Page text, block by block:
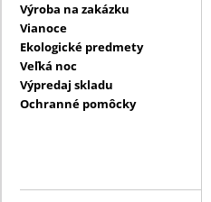
Výroba na zakázku
Vianoce
Ekologické predmety
Veľká noc
Výpredaj skladu
Ochranné pomôcky